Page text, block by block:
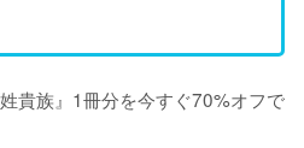
貴族』1冊分を今すぐ70%オフで